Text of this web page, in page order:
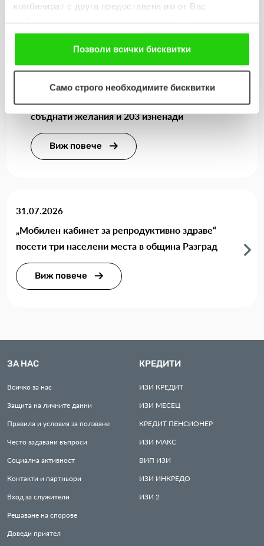
комбинират с друга предоставена им от Вас
ползването от Ваша страна на услугите им. Ако
продължавате да използвате нашия уебсайт, Вие се
съгласявате с нашите "бисквитки".
Позволи всички бисквитки
Само строго необходимите бисквитки
Още новини
06.08.2026
Когато мечтите оживяват: 206 детски рисунки, 3
сбъднати желания и 203 изненади
Виж повече
31.07.2026
„Мобилен кабинет за репродуктивно здраве“
посети три населени места в община Разград
Виж повече
ЗА НАС
Всичко за нас
Защита на личните данни
Правила и условия за ползване
Често задавани въпроси
Социална активност
Контакти и партньори
Вход за служители
Решаване на спорове
Доведи приятел
КРЕДИТИ
ИЗИ КРЕДИТ
ИЗИ МЕСЕЦ
КРЕДИТ ПЕНСИОНЕР
ИЗИ МАКС
ВИП ИЗИ
ИЗИ ИНКРЕДО
ИЗИ 2